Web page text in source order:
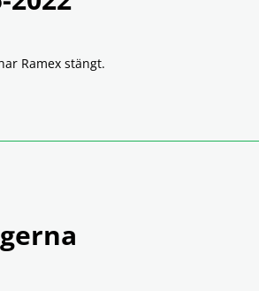
Ramex stängt.